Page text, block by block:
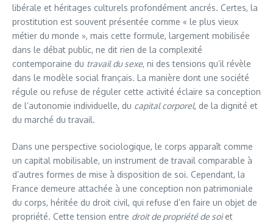
libérale et héritages culturels profondément ancrés. Certes, la
prostitution est souvent présentée comme « le plus vieux
métier du monde », mais cette formule, largement mobilisée
dans le débat public, ne dit rien de la complexité
contemporaine du travail du sexe, ni des tensions qu’il révèle
dans le modèle social français. La manière dont une société
régule ou refuse de réguler cette activité éclaire sa conception
de l’autonomie individuelle, du capital corporel, de la dignité et
du marché du travail.
Dans une perspective sociologique, le corps apparaît comme
un capital mobilisable, un instrument de travail comparable à
d’autres formes de mise à disposition de soi. Cependant, la
France demeure attachée à une conception non patrimoniale
du corps, héritée du droit civil, qui refuse d’en faire un objet de
propriété. Cette tension entre droit de propriété de soiet